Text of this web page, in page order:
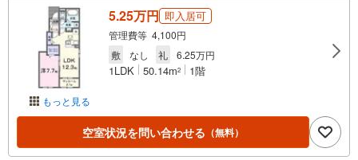
もっと見る
5.25万円 即入居可
管理費等 4,100円
敷
なし 礼 6.25万円
1LDK 50.14m2 1階
空室状況を問い合わせる （無料）